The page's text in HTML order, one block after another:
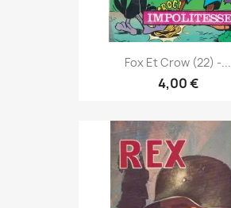
Fox Et Crow (22) -...
4,00 €